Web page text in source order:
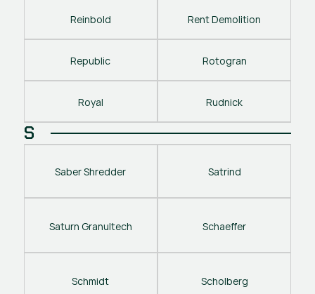
Reinbold Rent Demolition
Republic Rotogran
Royal Rudnick
S
Saber Shredder Satrind
Saturn Granultech Schaeffer
Schmidt Scholberg